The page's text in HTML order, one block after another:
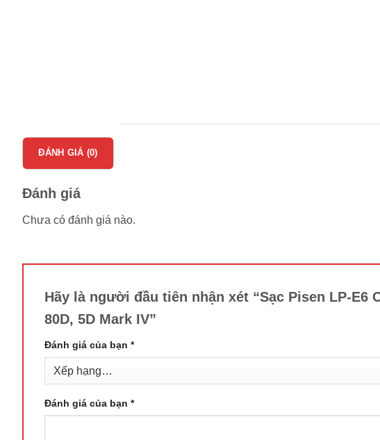
ĐÁNH GIÁ (0)
Đánh giá
Chưa có đánh giá nào.
Hãy là người đầu tiên nhận xét “Sạc Pisen LP-E6
80D, 5D Mark IV”
Đánh giá của bạn *
Đánh giá của bạn *